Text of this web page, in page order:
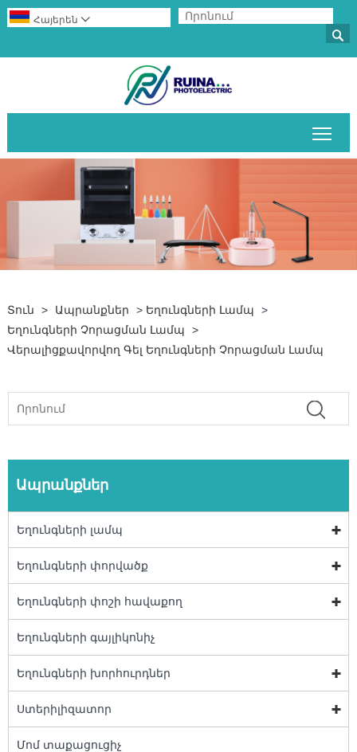

Հայերեն 
Տուն > Ապրանքներ > Եղունգների Լամպ
>
Եղունգների Չորացման Լամպ
>
Վերալիցքավորվող Գել Եղունգների Չորացման Լամպ
Ապրանքներ
Եղունգների լամպ
Եղունգների փորվածք
Եղունգների փոշի հավաքող
Եղունգների գայլիկոնիչ
Եղունգների խորհուրդներ
Ստերիլիզատոր
Մոմ տաքացուցիչ